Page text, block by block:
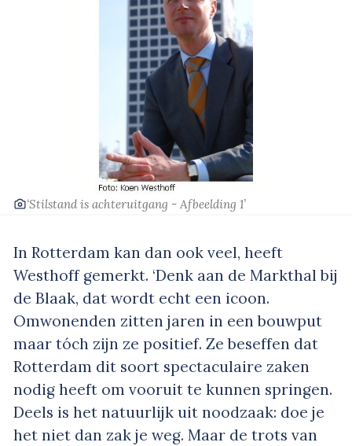
‘Stilstand is achteruitgang - Afbeelding 1’
In Rotterdam kan dan ook veel, heeft
Westhoff gemerkt. ‘Denk aan de Markthal bij
de Blaak, dat wordt echt een icoon.
Omwonenden zitten jaren in een bouwput
maar tóch zijn ze positief. Ze beseffen dat
Rotterdam dit soort spectaculaire zaken
nodig heeft om vooruit te kunnen springen.
Deels is het natuurlijk uit noodzaak: doe je
het niet dan zak je weg. Maar de trots van